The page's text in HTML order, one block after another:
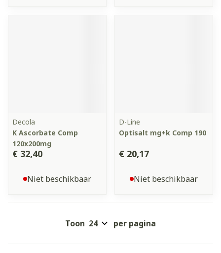
Decola
K Ascorbate Comp
120x200mg
€ 32,40
Niet beschikbaar
D-Line
Optisalt mg+k Comp 190
€ 20,17
Niet beschikbaar
Toon per pagina